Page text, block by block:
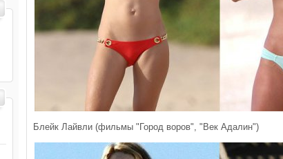
Блейк Лайвли (фильмы "Город воров", "Век Адалин")